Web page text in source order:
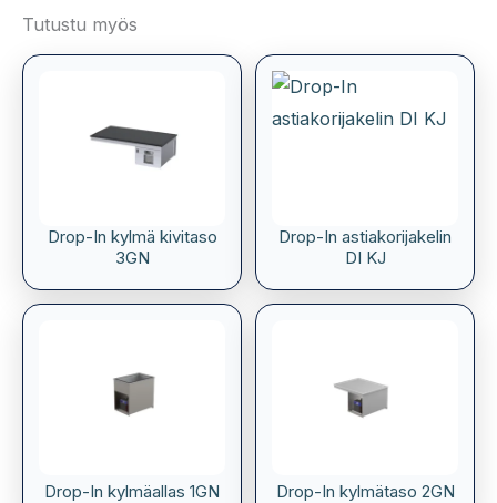
Tutustu myös
Drop-In kylmä kivitaso
3GN
Drop-In astiakorijakelin
DI KJ
Drop-In kylmäallas 1GN Drop-In kylmätaso 2GN